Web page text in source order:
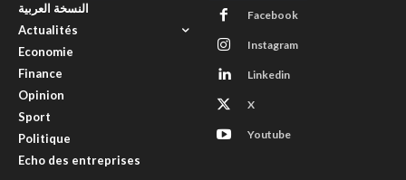
النسخة العربية
Actualités
Economie
Finance
Opinion
Sport
Politique
Echo des entreprises
Facebook
Instagram
Linkedin
X
Youtube